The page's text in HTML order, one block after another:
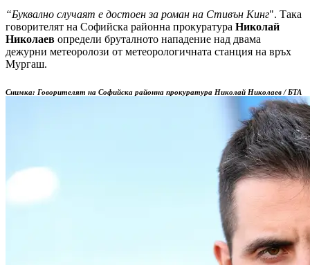
“Буквално случаят е достоен за роман на Стивън Кинг". Така
говорителят на Софийска районна прокуратура Николай
Николаев определи бруталното нападение над двама
дежурни метеоролози от метеорологичната станция на връх
Мургаш.
Снимка: Говорителят на Софийска районна прокуратура Николай Николаев / БТА